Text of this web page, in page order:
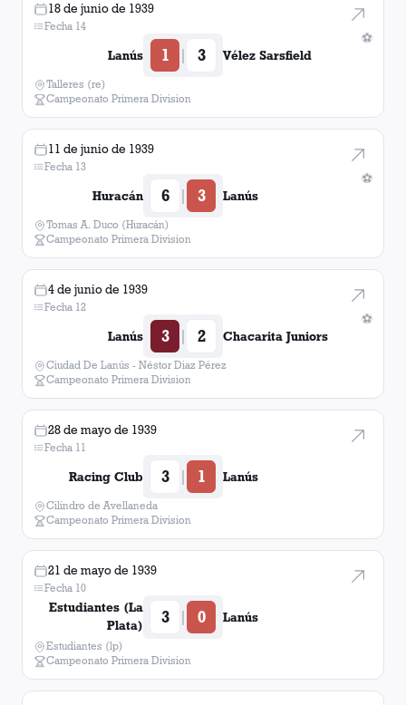
⚽
18 de junio de 1939
Fecha 14
Lanús 1 | 3 Vélez Sarsfield
Talleres (re)
Campeonato Primera Division
⚽
11 de junio de 1939
Fecha 13
Huracán 6 | 3 Lanús
Tomas A. Duco (Huracán)
Campeonato Primera Division
⚽
4 de junio de 1939
Fecha 12
Lanús 3 | 2 Chacarita Juniors
Ciudad De Lanús - Néstor Diaz Pérez
Campeonato Primera Division
28 de mayo de 1939
Fecha 11
Racing Club 3 | 1 Lanús
Cilindro de Avellaneda
Campeonato Primera Division
21 de mayo de 1939
Fecha 10
Estudiantes (La
Plata)
3 | 0 Lanús
Estudiantes (lp)
Campeonato Primera Division